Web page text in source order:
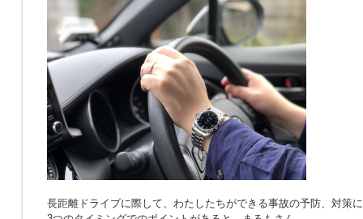
長距離ドライブに際して、わたしたちができる事故の予防、対策